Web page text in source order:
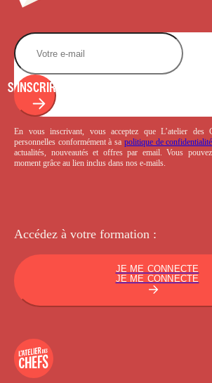
S'INSCRIRE
En vous inscrivant, vous acceptez que L’atelier des
personnelles conformément à sa politique de confidentialité
actualités, nouveautés et offres par email. Vous
moment grâce au lien inclus dans nos e-mails.
Accédez à votre formation :
JE ME CONNECTE
JE ME CONNECTE